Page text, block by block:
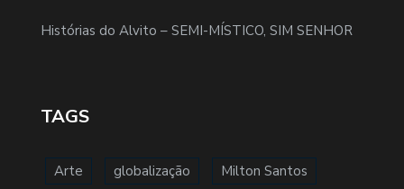
Histórias do Alvito – SEMI-MÍSTICO, SIM SENHOR
TAGS
Arte globalização Milton Santos